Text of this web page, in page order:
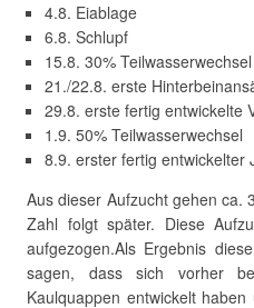
4.8. Eiablage
6.8. Schlupf
15.8. 30% Teilwasserwechsel
21./22.8. erste
29.8. erste fertig entwickelte
1.9. 50% Teilwasserwechsel
8.9. erster fertig entwickelter
Aus dieser Aufzucht gehen ca.
Zahl folgt später. Diese
aufgezogen.Als Ergebnis
sagen, dass sich vorher
Kaulquappen entwickelt